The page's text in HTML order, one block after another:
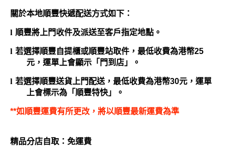
關於本地順豐快遞配送方式如下：
l 順豐將上門收件及派送至客戶指定地點。
l 若選擇順豐自提櫃或順豐站取件，最低收費為港幣25
元，運單上會顯示「門到店」。
l 若選擇順豐送貨上門配送，最低收費為港幣30元，運單
上會標示為「順豐特快」。
**如順豐運費有所更改，將以順豐最新運費為準
精品分店自取：免運費